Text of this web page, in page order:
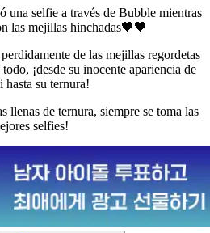
una selfie a través de Bubble mientras
las mejillas hinchadas🖤🖤
de las mejillas regordetas
¡desde su inocente apariencia de
hasta su ternura!
llenas de ternura, siempre se toma las
selfies!